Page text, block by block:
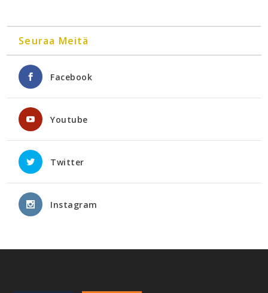
Seuraa Meitä
Facebook
Youtube
Twitter
Instagram